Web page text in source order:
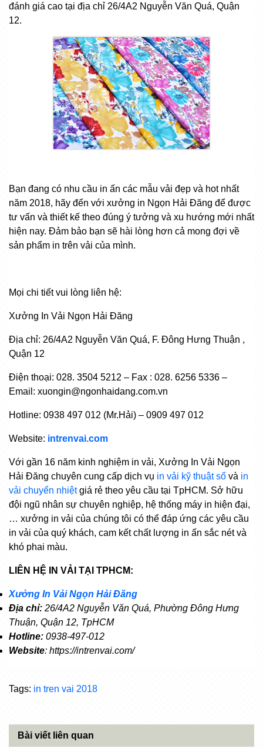
đánh giá cao tại địa chỉ 26/4A2 Nguyễn Văn Quá, Quận
12.
Bạn đang có nhu cầu in ấn các mẫu vải đẹp và hot nhất
năm 2018, hãy đến với xưởng in Ngọn Hải Đăng để được
tư vấn và thiết kế theo đúng ý tưởng và xu hướng mới nhất
hiện nay. Đảm bảo bạn sẽ hài lòng hơn cả mong đợi về
sản phẩm in trên vải của mình.
Mọi chi tiết vui lòng liên hệ:
Xưởng In Vải Ngọn Hải Đăng
Địa chỉ: 26/4A2 Nguyễn Văn Quá, F. Đông Hưng Thuận ,
Quận 12
Điện thoại: 028. 3504 5212 – Fax : 028. 6256 5336 –
Email: xuongin@ngonhaidang.com.vn
Hotline: 0938 497 012 (Mr.Hải) – 0909 497 012
Website: intrenvai.com
Với gần 16 năm kinh nghiệm in vải, Xưởng In Vải Ngọn
Hải Đăng chuyên cung cấp dịch vụ in vải kỹ thuật số và in
vải chuyển nhiệtgiá rẻ theo yêu cầu tại TpHCM. Sở hữu
đội ngũ nhân sự chuyên nghiệp, hệ thống máy in hiện đại,
… xưởng in vải của chúng tôi có thể đáp ứng các yêu cầu
in vải của quý khách, cam kết chất lượng in ấn sắc nét và
khó phai màu.
LIÊN HỆ IN VẢI TẠI TPHCM:
Xưởng In Vải Ngọn Hải Đăng
Địa chỉ: 26/4A2 Nguyễn Văn Quá, Phường Đông Hưng
Thuận, Quận 12, TpHCM
Hotline: 0938-497-012
Website: https://intrenvai.com/
Tags: in tren vai 2018
Bài viết liên quan